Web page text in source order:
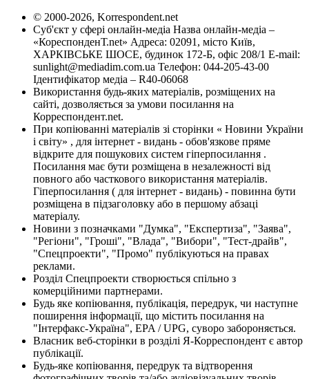
© 2000-2026, Korrespondent.net
Суб'єкт у сфері онлайн-медіа Назва онлайн-медіа –
«КореспонденТ.net» Адреса: 02091, місто Київ,
ХАРКІВСЬКЕ ШОСЕ, будинок 172-Б, офіс 208/1 E-mail:
sunlight@mediadim.com.ua Телефон: 044-205-43-00
Ідентифікатор медіа – R40-06068
Використання будь-яких матеріалів, розміщених на
сайті, дозволяється за умови посилання на
Корреспондент.net.
При копіюванні матеріалів зі сторінки « Новини України
і світу» , для інтернет - видань - обов'язкове пряме
відкрите для пошукових систем гіперпосилання .
Посилання має бути розміщена в незалежності від
повного або часткового використання матеріалів.
Гіперпосилання ( для інтернет - видань) - повинна бути
розміщена в підзаголовку або в першому абзаці
матеріалу.
Новини з позначками "Думка", "Експертиза", "Заява",
"Регіони", "Гроші", "Влада", "Вибори", "Тест-драйв",
"Спецпроекти", "Промо" публікуються на правах
реклами.
Розділ Спецпроекти створюється спільно з
комерційними партнерами.
Будь яке копіювання, публікація, передрук, чи наступне
поширення інформації, що містить посилання на
"Інтерфакс-Україна", EPA / UPG, суворо забороняється.
Власник веб-сторінки в розділі Я-Корреспондент є автор
публікації.
Будь-яке копіювання, передрук та відтворення